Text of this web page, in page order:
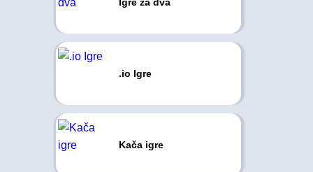
.io Igre
Kača igre